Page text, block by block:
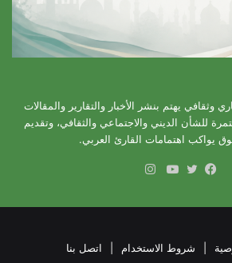
وثقافي يهتم بنشر الأخبار والتقارير والمقالات
للشأن الديني والاجتماعي والثقافي، وتقديم
يواكب اهتمامات القارئ العربي.
شروط الاستخدام اتصل بنا